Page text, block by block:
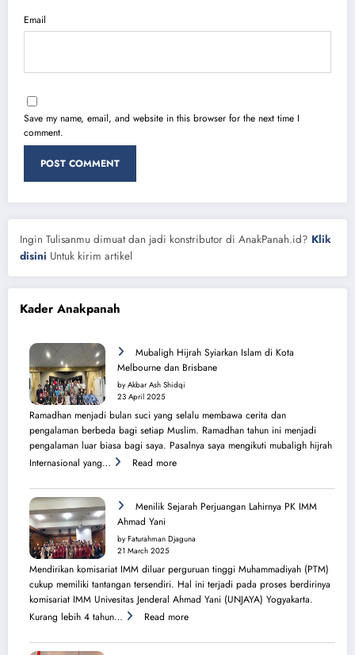
Email
Save my name, email, and website in this browser for the next time I
comment.
Ingin Tulisanmu dimuat dan jadi konstributor di AnakPanah.id? Klik
disini Untuk kirim artikel
Kader Anakpanah
Mubaligh Hijrah Syiarkan Islam di Kota
Melbourne dan Brisbane
by Akbar Ash Shidqi
23 April 2025
Ramadhan menjadi bulan suci yang selalu membawa cerita dan
pengalaman berbeda bagi setiap Muslim. Ramadhan tahun ini menjadi
pengalaman luar biasa bagi saya. Pasalnya saya mengikuti mubaligh hijrah
Internasional yang…
Read more:
Hijrah
Syiarkan
di
Melbourne
dan
Brisbane
Menilik Sejarah Perjuangan Lahirnya PK IMM
Ahmad Yani
by Faturahman Djaguna
21 March 2025
Mendirikan komisariat IMM diluar perguruan tinggi Muhammadiyah (PTM)
cukup memiliki tantangan tersendiri. Hal ini terjadi pada proses berdirinya
komisariat IMM Univesitas Jenderal Ahmad Yani (UNJAYA) Yogyakarta.
Kurang lebih 4 tahun…
Read more:
Sejarah